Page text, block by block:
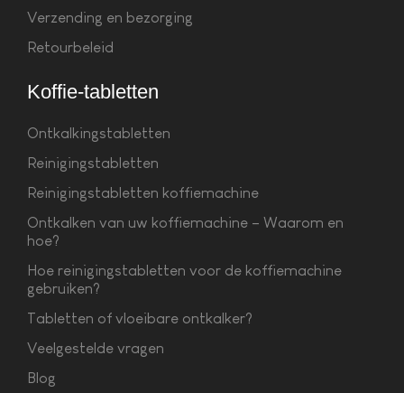
Verzending en bezorging
Retourbeleid
Koffie-tabletten
Ontkalkingstabletten
Reinigingstabletten
Reinigingstabletten koffiemachine
Ontkalken van uw koffiemachine – Waarom en
hoe?
Hoe reinigingstabletten voor de koffiemachine
gebruiken?
Tabletten of vloeibare ontkalker?
Veelgestelde vragen
Blog